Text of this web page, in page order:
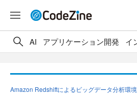
AI アプリケーション開発 イ
Amazon Redshiftによるビッグデータ分析環